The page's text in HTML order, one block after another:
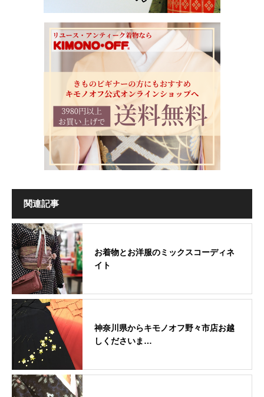
関連記事
お着物とお洋服のミックスコーディネ
イト
神奈川県からキモノオフ野々市店お越
しくださいま…